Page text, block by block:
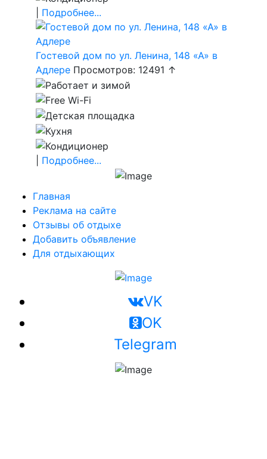
Подробнее...
Гостевой дом по ул. Ленина, 148 «А» в
Адлере Просмотров: 12491 ↑
Подробнее...
Главная
Реклама на сайте
Отзывы об отдыхе
Добавить объявление
Для отдыхающих
VK
OK
Telegram